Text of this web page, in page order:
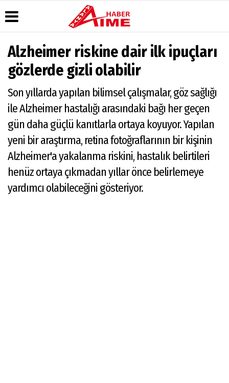
Üye Paneli
Haber
Arşivi
Dergi
Arşivi
Günün
Haberleri
Hava
Durumu
Gazete
Manşetleri
Anketler
Biyografiler
Köşe
Yazarları
Video
Galeri
Foto
Galeri
AlanyaTime
Moovit
Alanya-
Gazipaşa
& Antalya
Canlı Uçak
Seyir
Takip
Künye
Alzheimer riskine dair ilk ipuçları
gözlerde gizli olabilir
Son yıllarda yapılan bilimsel çalışmalar, göz sağlığı
ile Alzheimer hastalığı arasındaki bağı her geçen
gün daha güçlü kanıtlarla ortaya koyuyor. Yapılan
yeni bir araştırma, retina fotoğraflarının bir kişinin
Alzheimer'a yakalanma riskini, hastalık belirtileri
henüz ortaya çıkmadan yıllar önce belirlemeye
yardımcı olabileceğini gösteriyor.